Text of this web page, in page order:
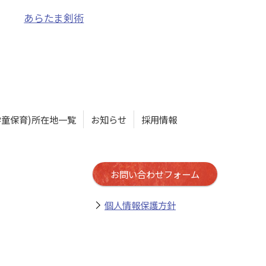
保育)所在地一覧 お知らせ 採用情報
お問い合わせフォーム
個人情報保護方針